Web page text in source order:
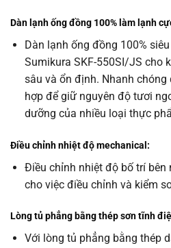
Dàn lạnh ống đồng 100% làm lạnh
Dàn lạnh ống đồng 100%
Sumikura SKF-550SI/JS cho
sâu và ổn định. Nhanh chóng
hợp để giữ nguyên độ tươi
dưỡng của nhiều loại thực
Điều chỉnh nhiệt độ mechanical:
Điều chỉnh nhiệt độ bố trí bên
cho việc điều chỉnh và kiểm
Lòng tủ phẳng bằng thép sơn tĩnh
Với lòng tủ phẳng bằng thép